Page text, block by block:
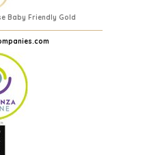
Baby Friendly Gold